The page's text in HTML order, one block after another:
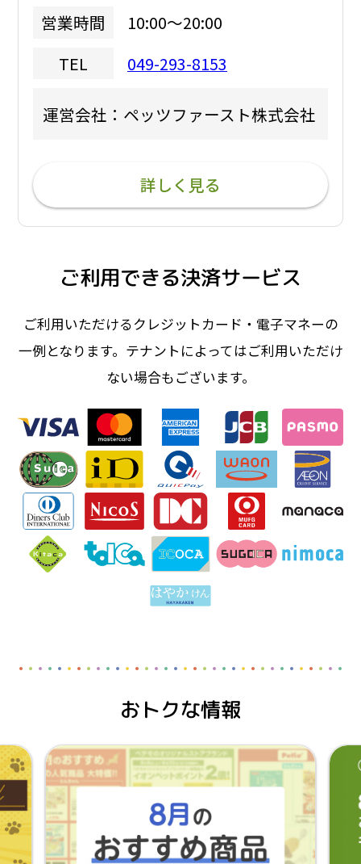
営業時間
10:00～20:00
TEL
049-293-8153
運営会社：ペッツファースト株式会社
詳しく見る
ご利用できる決済サービス
ご利用いただけるクレジットカード・電子マネーの
一例となります。テナントによってはご利用いただけ
ない場合もございます。
おトクな情報